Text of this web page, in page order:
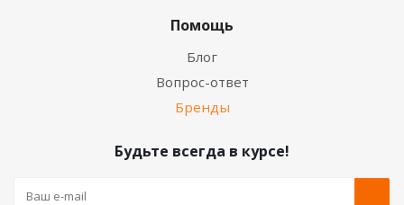
Помощь
Блог
Вопрос-ответ
Бренды
Будьте всегда в курсе!